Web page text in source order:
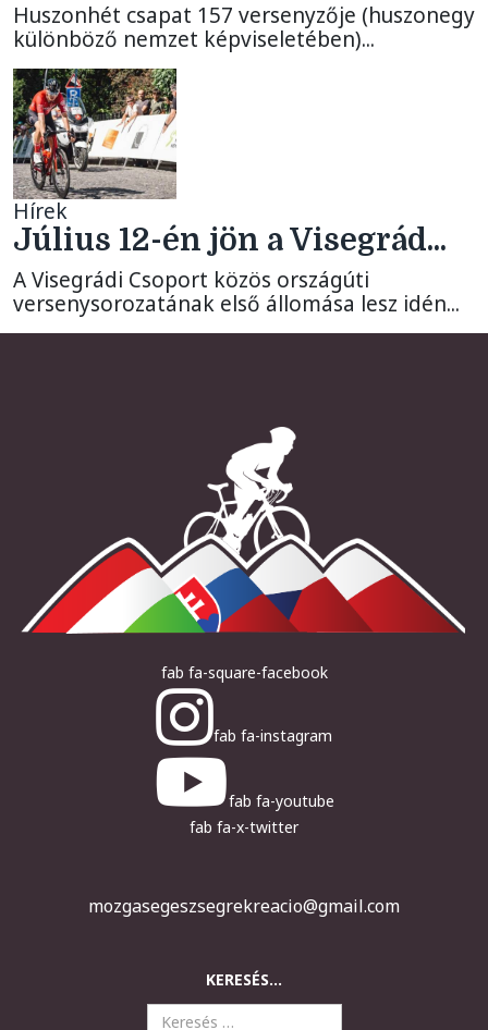
Huszonhét csapat 157 versenyzője (huszonegy
különböző nemzet képviseletében)...
Hírek
Július 12-én jön a Visegrád...
A Visegrádi Csoport közös országúti
versenysorozatának első állomása lesz idén...
fab fa-square-facebook
fab fa-instagram
fab fa-youtube
fab fa-x-twitter
mozgasegeszsegrekreacio@gmail.com
KERESÉS...